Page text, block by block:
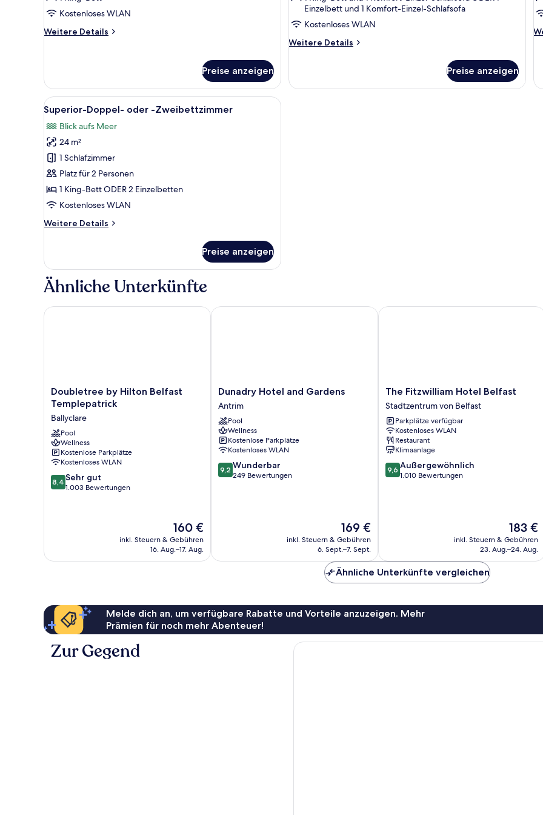
Kostenloses WLAN
Weitere Details
Weitere
Buchtblick
Preise anzeigen
Einzelbett und 1 Komfort-Einzel-Schlafsofa
Kostenloses WLAN
Weitere Details
Weitere
Zimmer
Preise anzeigen
Alle
Fotos
für
Superior-
Doppel-
oder
-
Zweibettzimmer
Superior-Doppel- oder -Zweibettzimmer | Bettwäsche aus ägyptischer Baumwolle, hochwertige Bettwaren
4
Superior-Doppel- oder -Zweibettzimmer
Blick aufs Meer
24 m²
1 Schlafzimmer
Platz für 2 Personen
1 King-Bett ODER 2 Einzelbetten
Kostenloses WLAN
Weitere Details
Weitere
Doppel-
oder
-
Preise anzeigen
Ähnliche Unterkünfte
Doubletree
by
Hilton
Belfast
Templepatrick
Ballyclare
Doubletree by Hilton Belfast
Templepatrick
Ballyclare
Pool
Wellness
Kostenlose Parkplätze
Kostenloses WLAN
8.4
von
8,4 Sehr gut
1.003 Bewertungen
Der
Preis
beträgt
160 €
inkl. Steuern & Gebühren
16. Aug.–17. Aug.
Doubletree by Hilton Belfast Templepatrick
Dunadry
Hotel
and
Gardens
Antrim
Dunadry Hotel and Gardens
Antrim
Pool
Wellness
Kostenlose Parkplätze
Kostenloses WLAN
9.2
von
9,2 Wunderbar
249 Bewertungen
Der
Preis
beträgt
169 €
inkl. Steuern & Gebühren
6. Sept.–7. Sept.
Dunadry Hotel and Gardens
The
Fitzwilliam
Hotel
Belfast
Stadtzentrum
von
Belfast
The Fitzwilliam Hotel Belfast
Stadtzentrum von Belfast
Parkplätze verfügbar
Kostenloses WLAN
Restaurant
Klimaanlage
9.6
von
9,6 Außergewöhnlich
1.010 Bewertungen
Der
Preis
beträgt
183 €
inkl. Steuern & Gebühren
23. Aug.–24. Aug.
The Fitzwilliam Hotel Belfast
Ähnliche Unterkünfte vergleichen
Melde dich an, um verfügbare Rabatte und Vorteile anzuzeigen. Mehr
Prämien für noch mehr Abenteuer!
Zur Gegend